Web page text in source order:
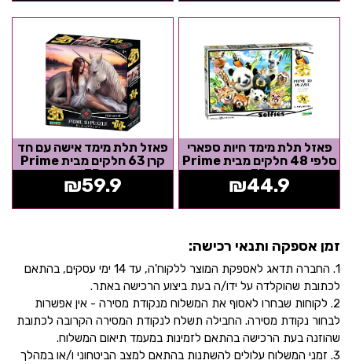
פאזל תלת מימד חיות ספארי
סלפי 48 חלקים מבית Prime
3D
₪44.9
פאזל תלת מימד אישה עם חד
קרן 63 חלקים מבית Prime
3D
₪59.9
זמן אספקה ותנאי רכישה:
1. החברה תדאג לאספקת המוצר ללקוח'ה, עד 14 ימי עסקים, בהתאם
לכתובת שהוקלדה על ידו/ה בעת ביצוע הרכישה באתר.
2. לקוחות שבחרו לאסוף את המשלוח מנקודת מסירה - אין אפשרות
לבחור נקודת מסירה. החבילה תשלח לנקודת המסירה הקרובה לכתובת
שהוזנה בעת הרכישה בהתאם לזמינות במעמד תיאום המשלוח.
3. זמני המשלוח עלולים להשתנות בהתאם למצב הביטחוני ו/או במהלך